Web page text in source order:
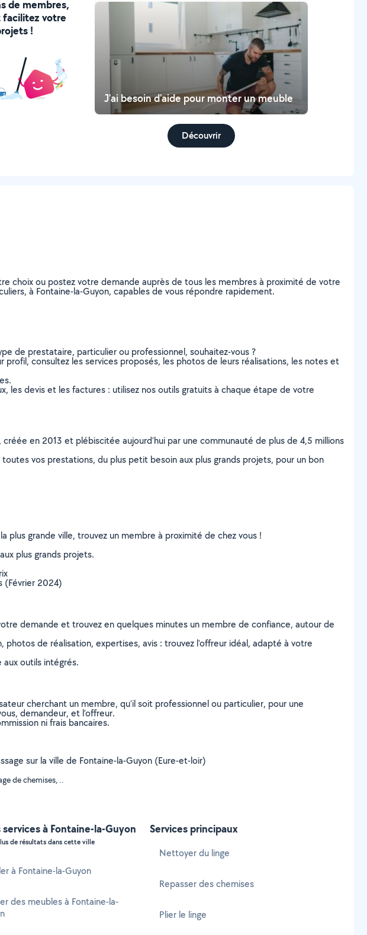
de membres,
votre
!
J'ai besoin d'aide pour monter un meuble
Découvrir
choix ou postez votre demande auprès de tous les membres à proximité de votre
à Fontaine-la-Guyon, capables de vous répondre rapidement.
de prestataire, particulier ou professionnel, souhaitez-vous ?
consultez les services proposés, les photos de leurs réalisations, les notes et
les devis et les factures : utilisez nos outils gratuits à chaque étape de votre
en 2013 et plébiscitée aujourd’hui par une communauté de plus de 4,5 millions
vos prestations, du plus petit besoin aux plus grands projets, pour un bon
grande ville, trouvez un membre à proximité de chez vous !
plus grands projets.
(Février 2024)
demande et trouvez en quelques minutes un membre de confiance, autour de
de réalisation, expertises, avis : trouvez l'offreur idéal, adapté à votre
aux outils intégrés.
cherchant un membre, qu’il soit professionnel ou particulier, pour une
demandeur, et l’offreur.
ni frais bancaires.
sur la ville de Fontaine-la-Guyon (Eure-et-loir)
de chemises, ..
à Fontaine-la-Guyon
de résultats dans cette ville
à Fontaine-la-Guyon
des meubles à Fontaine-la-
Services principaux
Nettoyer du linge
Repasser des chemises
Plier le linge